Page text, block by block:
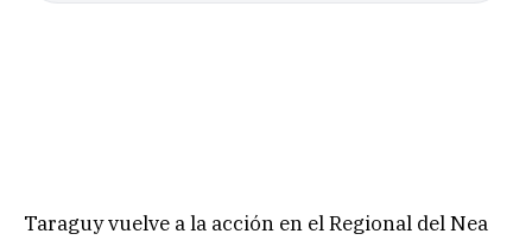
Taraguy vuelve a la acción en el Regional del Nea